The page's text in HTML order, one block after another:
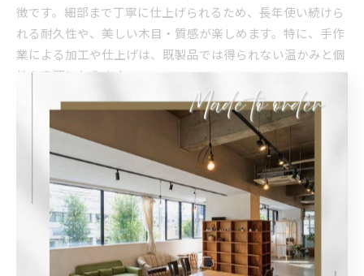
徴です。細部まで丁寧に仕上げられるため、長年使い続けら
れる耐久性や、美しい木目・質感が楽しめます。特に、手作
業による加工や仕上げは、既製品では得られない温かみと個
性を空間に与えます。
実際に家具をオーダーする際には、職人と直接打ち合わせが
できる場合も多く、図面やサンプルを見ながら細かな調整や
要望の反映が可能です。大阪府内の工房では、伝統的な技術
と現代的なデザインの融合が行われており、機能性と美しさ
を兼ね備えた家具が生み出されています。
ただし、職人技術を活かすためには、納期やコスト、メンテ
ナンス面の確認も重要です。長く愛用するためには、製作過
程を把握し、アフターケアの相談も忘れずに行いましょう。